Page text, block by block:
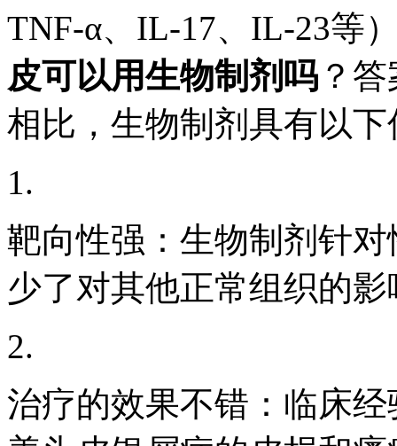
TNF-α、IL-17、IL-23等
皮可以用生物制剂吗 ？
相比，生物制剂具有以下
1.
靶向性强：生物制剂针
少了对其他正常组织的
2.
治疗的效果不错：临床